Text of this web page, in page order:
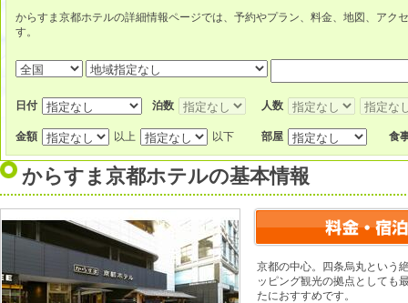
からすま京都ホテルの詳細情報ページでは、予約やプラン、料金、地図、アク
す。
日付 泊数 人数
金額 以上 以下 部屋 食
からすま京都ホテルの基本情報
京都の中心。四条烏丸という
ッピング観光の拠点としても
たにおすすめです。